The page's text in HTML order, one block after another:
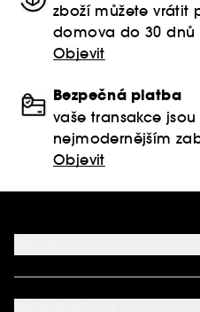
zboží můžete vrátit
domova do 30 dnů
Objevit
Bezpečná platba
vaše transakce
nejmodernějším
Objevit
FAQ
Podmínky Nabídek